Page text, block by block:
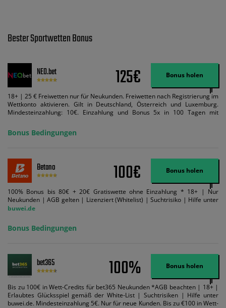
Bester Sportwetten Bonus
NEO.bet 125€ Bonus holen
18+ | 25 € Freiwetten nur für Neukunden. Freiwetten nach Registrierung im
Wettkonto aktivieren. Gilt in Deutschland, Österreich und Luxemburg.
Mindesteinzahlung: 10€. Einzahlung und Bonus 5x in 100 Tagen mit
Bedingungen können geändert werden. AGB gelten. Lizenziert; Hilfe bei
Suchtrisiken: buwei.de.
Bonus Bedingungen
Betano 100€ Bonus holen
100% Bonus bis 80€ + 20€ Gratiswette ohne Einzahlung * 18+ | Nur
Neukunden | AGB gelten | Lizenziert (Whitelist) | Suchtrisiko | Hilfe unter
buwei.de
Bonus Bedingungen
bet365 100% Bonus holen
Bis zu 100€ in Wett-Credits für bet365 Neukunden *AGB beachten | 18+ |
Erlaubtes Glücksspiel gemäß der White-List | Suchtrisiken | Hilfe unter
buwei.de. Mindesteinzahlung 5€. Nur für neue Kunden. Bis zu €100 in Wett-